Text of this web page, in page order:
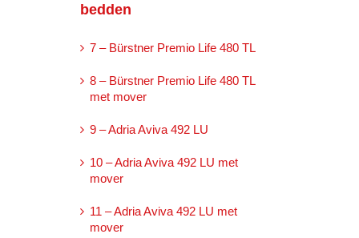
bedden
7 – Bürstner Premio Life 480 TL
8 – Bürstner Premio Life 480 TL
met mover
9 – Adria Aviva 492 LU
10 – Adria Aviva 492 LU met
mover
11 – Adria Aviva 492 LU met
mover